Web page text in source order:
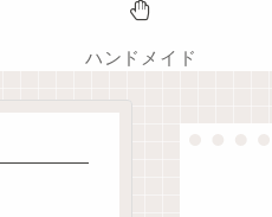
ハンドメイド